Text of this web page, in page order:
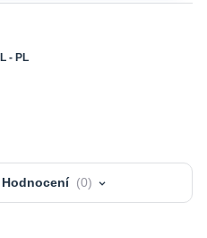
- PL
Hodnocení 0